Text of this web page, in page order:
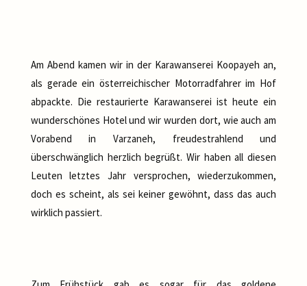
Am Abend kamen wir in der Karawanserei Koopayeh an,
als gerade ein österreichischer Motorradfahrer im Hof
abpackte. Die restaurierte Karawanserei ist heute ein
wunderschönes Hotel und wir wurden dort, wie auch am
Vorabend in Varzaneh, freudestrahlend und
überschwänglich herzlich begrüßt. Wir haben all diesen
Leuten letztes Jahr versprochen, wiederzukommen,
doch es scheint, als sei keiner gewöhnt, dass das auch
wirklich passiert.